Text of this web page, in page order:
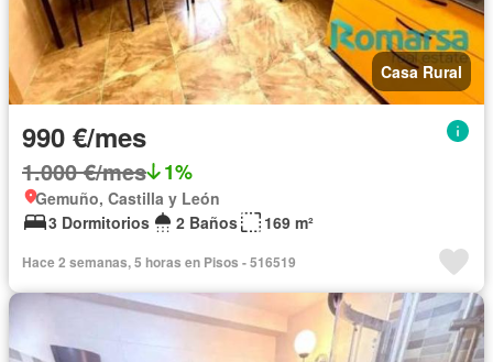
Casa Rural
990 €/mes
1.000 €/mes 1%
Gemuño, Castilla y León
3 Dormitorios
2 Baños 169 m²
Hace 2 semanas, 5 horas en Pisos - 516519